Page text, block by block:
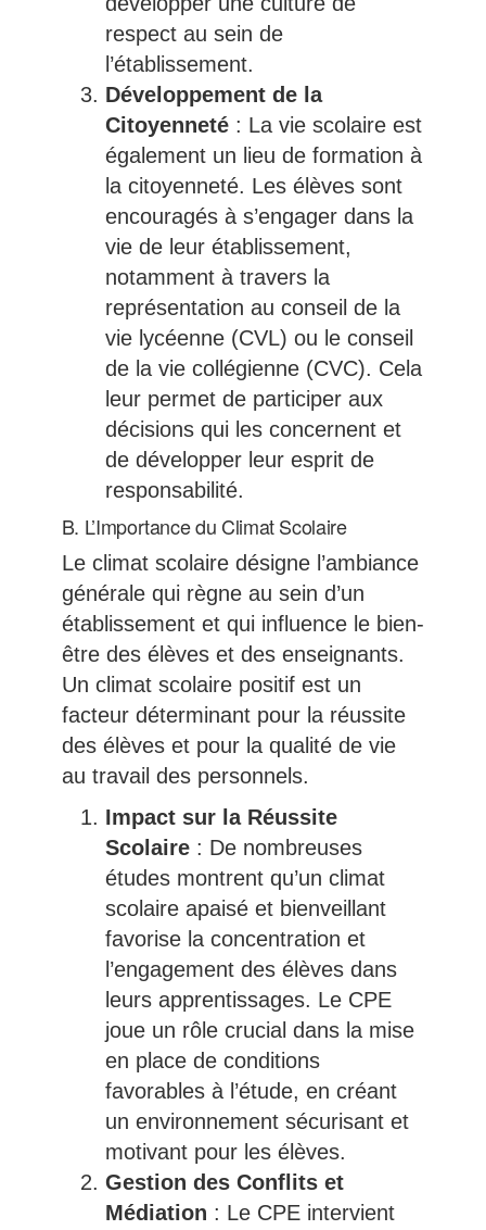
respect au sein de
l’établissement.
Développement de la
Citoyenneté: La vie scolaire est
également un lieu de formation à
la citoyenneté. Les élèves sont
encouragés à s’engager dans la
vie de leur établissement,
notamment à travers la
représentation au conseil de la
vie lycéenne (CVL) ou le conseil
de la vie collégienne (CVC). Cela
leur permet de participer aux
décisions qui les concernent et
de développer leur esprit de
responsabilité.
B. L’Importance du Climat Scolaire
Le climat scolaire désigne l’ambiance
générale qui règne au sein d’un
établissement et qui influence le bien-
être des élèves et des enseignants.
Un climat scolaire positif est un
facteur déterminant pour la réussite
des élèves et pour la qualité de vie
au travail des personnels.
Impact sur la Réussite
Scolaire: De nombreuses
études montrent qu’un climat
scolaire apaisé et bienveillant
favorise la concentration et
l’engagement des élèves dans
leurs apprentissages. Le CPE
joue un rôle crucial dans la mise
en place de conditions
favorables à l’étude, en créant
un environnement sécurisant et
motivant pour les élèves.
Gestion des Conflits et
Médiation : Le CPE intervient